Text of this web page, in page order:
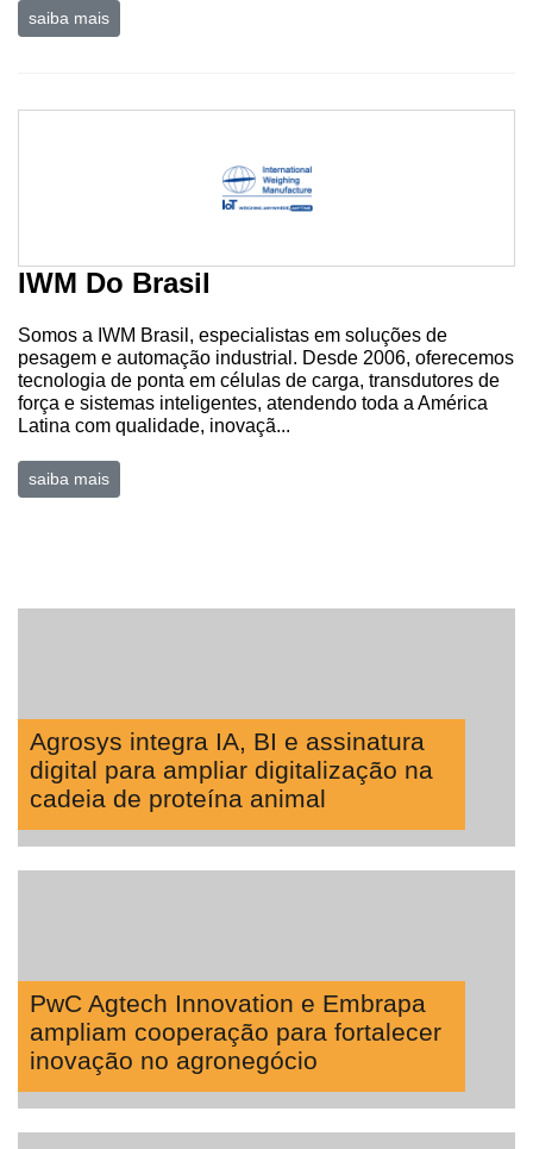
Cadastre-
Destaque
Mercado
Troca
de
Artigos
de
Conectividade
e
Análise
Informatização
Agricultura
Vertical
Software
Empresarial
saiba mais
IWM Do Brasil
Somos a IWM Brasil, especialistas em soluções de
pesagem e automação industrial. Desde 2006, oferecemos
tecnologia de ponta em células de carga, transdutores de
força e sistemas inteligentes, atendendo toda a América
Latina com qualidade, inovaçã...
saiba mais
Agrosys integra IA, BI e assinatura
digital para ampliar digitalização na
cadeia de proteína animal
PwC Agtech Innovation e Embrapa
ampliam cooperação para fortalecer
inovação no agronegócio